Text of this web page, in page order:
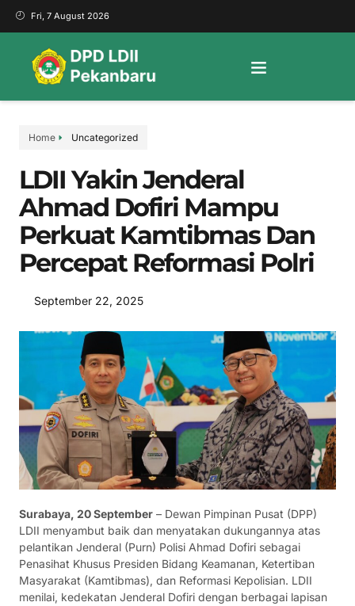
Fri, 7 August 2026
Home Uncategorized
LDII Yakin Jenderal
Ahmad Dofiri Mampu
Perkuat Kamtibmas Dan
Percepat Reformasi Polri
September 22, 2025
Surabaya, 20 September – Dewan Pimpinan Pusat (DPP)
LDII menyambut baik dan menyatakan dukungannya atas
pelantikan Jenderal (Purn) Polisi Ahmad Dofiri sebagai
Penasihat Khusus Presiden Bidang Keamanan, Ketertiban
Masyarakat (Kamtibmas), dan Reformasi Kepolisian. LDII
menilai, kedekatan Jenderal Dofiri dengan berbagai lapisan